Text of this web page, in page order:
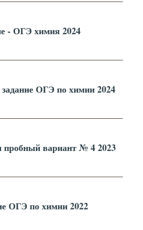
- ОГЭ химия 2024
ОГЭ по химии 2024
вариант № 4 2023
ОГЭ по химии 2022